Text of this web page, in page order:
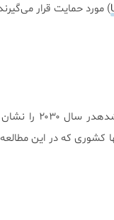
) مورد حمایت قرار
جدول بالا تغییرات
کشوری که در این